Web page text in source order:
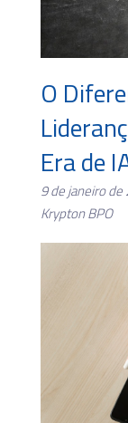
O
Era de
9 de janeiro
Krypton BPO